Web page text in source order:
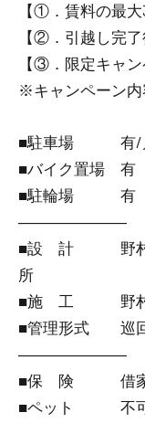
【①．賃料の最大
【②．引越し完
【③．限定キャ
※キャンペーン内
■駐車場 有/月
■バイク置場 有
■駐輪場 有
―――――――
■設 計 野村建
所
■施 工 野村建
■管理形式 巡
―――――――
■保 険 借家人
■ペット 不